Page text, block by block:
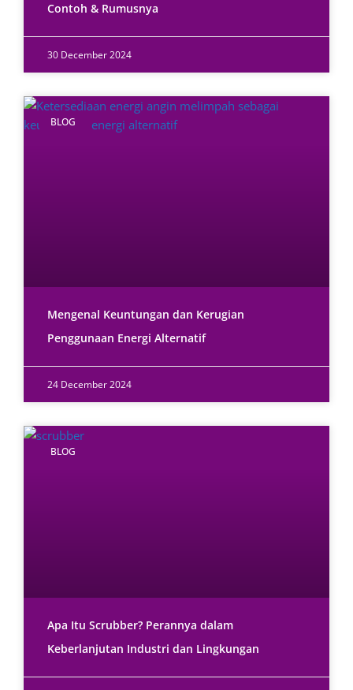
Contoh & Rumusnya
30 December 2024
BLOG
Mengenal Keuntungan dan Kerugian
Penggunaan Energi Alternatif
24 December 2024
BLOG
Apa Itu Scrubber? Perannya dalam
Keberlanjutan Industri dan Lingkungan